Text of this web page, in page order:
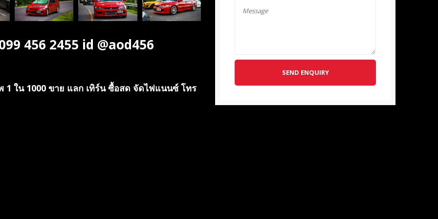
456 2455 id @aod456
1 ใน 1000 ขาย แลก เทิร์น ซื้อสด จัดไฟแนนซ์ โทร
SEND ENQUIRY